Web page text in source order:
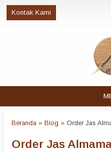
Kontak Kami
Beranda » Blog » Order Jas
Order Jas